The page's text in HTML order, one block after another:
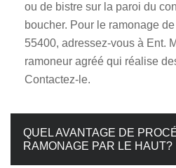
ou de bistre sur la paroi du
boucher. Pour le ramonage
55400, adressez-vous à Ent.
ramoneur agréé qui réalise
Contactez-le.
QUEL AVANTAGE DE
RAMONAGE PAR LE HAUT?